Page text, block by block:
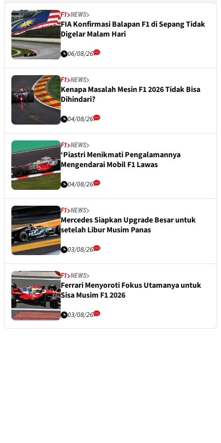
F1 NEWS
FIA Konfirmasi Balapan F1 di Sepang Tidak
Digelar Malam Hari
06/08/26
F1 NEWS
Kenapa Masalah Mesin F1 2026 Tidak Bisa
Dihindari?
04/08/26
F1 NEWS
‘Piastri Menikmati Pengalamannya
Mengendarai Mobil F1 Lawas
04/08/26
F1 NEWS
Mercedes Siapkan Upgrade Besar untuk
setelah Libur Musim Panas
03/08/26
F1 NEWS
Ferrari Menyoroti Fokus Utamanya untuk
Sisa Musim F1 2026
03/08/26